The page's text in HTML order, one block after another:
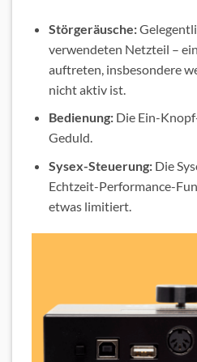
Störgeräusche:
verwendeten Netzteil –
auftreten, insbesondere
nicht aktiv ist.
Bedienung:Die Ein-
Geduld.
Sysex-Steuerung:Die
Echtzeit-Performance-
etwas limitiert.